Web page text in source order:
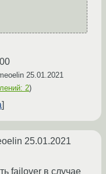
25.01.2021
2)
25.01.2021
failover в случае